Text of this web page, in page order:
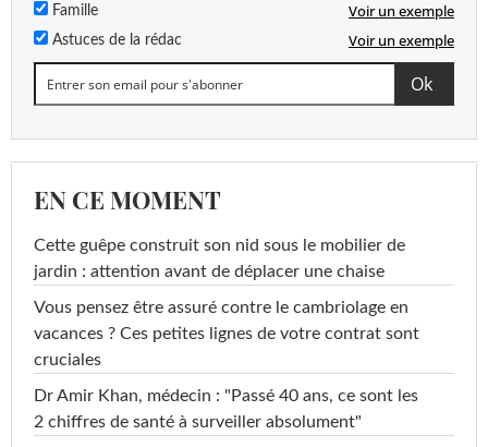
Famille Voir un exemple
Astuces de la rédac Voir un exemple
EN CE MOMENT
Cette guêpe construit son nid sous le mobilier de
jardin : attention avant de déplacer une chaise
Vous pensez être assuré contre le cambriolage en
vacances ? Ces petites lignes de votre contrat sont
cruciales
Dr Amir Khan, médecin : "Passé 40 ans, ce sont les
2 chiffres de santé à surveiller absolument"